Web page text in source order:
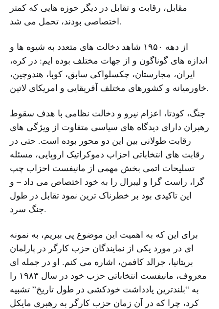
مقابل، رقابت و تقابل در دیگر حوزه هایی که کمتر
اختصاصی بودند، تحمل می شد.
از دهه ۱۹۵۰ شاهد دخالت های متعدد به شیوه ها و
اندازه های گوناگون و از جهات مختلف بوده ایم: در کره،
ایران، مجارستان، چکسلواکی سابق، کوبا، هندوچین،
خاورمیانه و کشورهای مختلف آفریقایی و امریکای لاتین.
جنگ، کودتا، اعزام نیرو و دخالت نظامی با هدف سقوط
رهبران دارای دیدگاه های سیاسی متفاوت از ویژگی های
رقابت طولانی بین این دو محور بوده است. حتی در
رقابت های انتخاباتی احزاب دموکراتیک اروپایی، مسئله
تسلیحات اتمی بخش مهمی از مانیفست احزاب چپ
گرا، راست گرا و لیبرال را به خود اختصاص می داد – و
این تاکیدی بود بر خطرناک ترین نمود تقابل در طول
جنگ سرد.
برای این که به اهمیت این موضوع پی ببریم، به نمونه
ای در مورد یکی از نمایندگان حزب کارگر در پارلمان
بریتانیا، جرالد کافمن، اشاره می کنم. او در جمله ای
معروف، مانیفست انتخاباتی حزب خود در سال ۱۹۸۳ را
به “بلندترین یادداشت خودکشی در طول تاریخ” تشبیه
کرد، چرا که در آن زمان حزب کارگر به رهبری مایکل